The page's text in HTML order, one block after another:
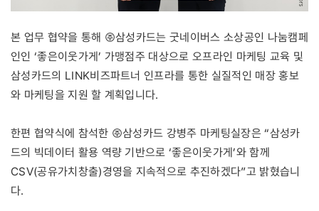
본 업무 협약을 통해 ㈜삼성카드는 굿네이버스 소상공인 나눔캠페
인인 ‘좋은이웃가게’ 가맹점주 대상으로 오프라인 마케팅 교육 및
삼성카드의 LINK비즈파트너 인프라를 통한 실질적인 매장 홍보
와 마케팅을 지원 할 계획입니다.
한편 협약식에 참석한 ㈜삼성카드 강병주 마케팅실장은 “삼성카
드의 빅데이터 활용 역량 기반으로 ‘좋은이웃가게’와 함께
CSV(공유가치창출)경영을 지속적으로 추진하겠다”고 밝혔습니
다.